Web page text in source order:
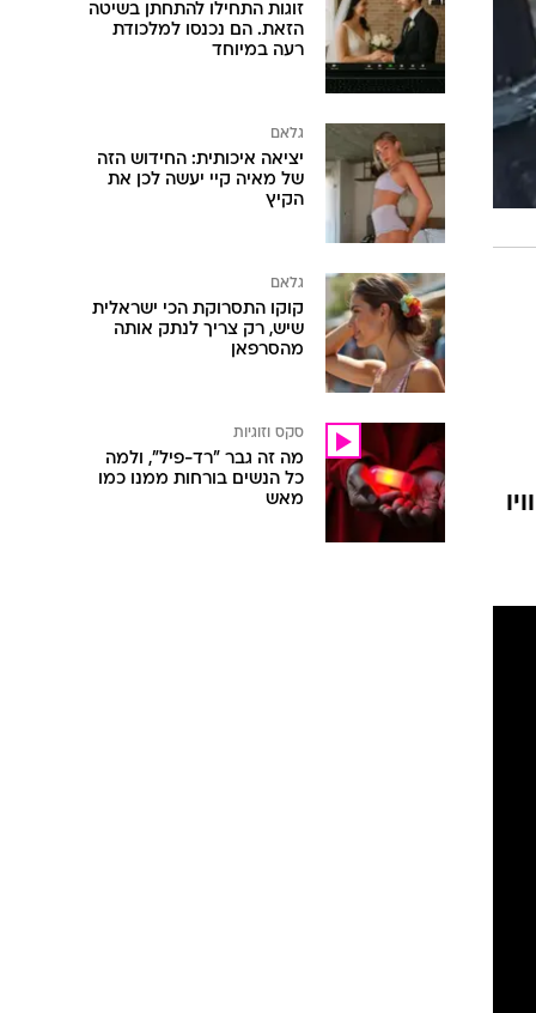
זוגות התחילו להתחתן בשיטה
הזאת. הם נכנסו למלכודת
רעה במיוחד
גלאם
יציאה איכותית: החידוש הזה
של מאיה קיי יעשה לכן את
הקיץ
גלאם
קוקו התסרוקת הכי ישראלית
שיש, רק צריך לנתק אותה
מהסרפאן
סקס וזוגיות
מה זה גבר "רד-פיל", ולמה
כל הנשים בורחות ממנו כמו
מאש